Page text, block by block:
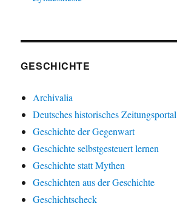
GESCHICHTE
Archivalia
Deutsches historisches Zeitungsportal
Geschichte der Gegenwart
Geschichte selbstgesteuert lernen
Geschichte statt Mythen
Geschichten aus der Geschichte
Geschichtscheck